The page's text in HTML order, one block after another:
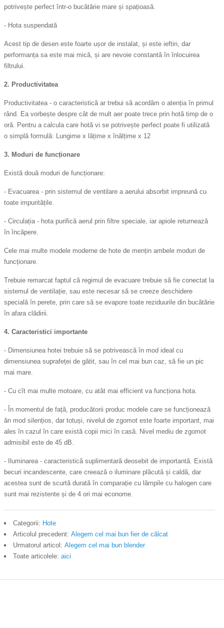
potrivește perfect într-o bucătărie mare și spațioasă.
- Hota suspendată
Acest tip de desen este foarte ușor de instalat, și este ieftin, dar
performanța sa este mai mică, și are nevoie constantă în înlocuirea
filtrului.
2. Productivitatea
Productivitatea - o caracteristică ar trebui să acordăm o atenția în primul
rând. Ea vorbește despre cât de mult aer poate trece prin hotă timp de o
oră. Pentru a calcula care hotă vi se potrivește perfect poate fi utilizată
o simplă formulă: Lungime x lățime x înălțime x 12
3. Moduri de funcționare
Există două moduri de funcționare:
- Evacuarea - prin sistemul de ventilare a aerului absorbit impreună cu
toate impuritățile.
- Circulația - hota purifică aerul prin filtre speciale, iar apiole returnează
în încăpere.
Cele mai multe modele moderne de hote de mențin ambele moduri de
funcționare.
Trebuie remarcat faptul că regimul de evacuare trebuie să fie conectat la
sistemul de ventilație, sau este necesar să se creeze deschidere
specială în perete, prin care să se evapore toate reziduurile din bucătărie
în afara clădirii.
4. Caracteristici importante
- Dimensiunea hotei trebuie să se potrivească în mod ideal cu
dimensiunea suprafeței de gătit, sau în cel mai bun caz, să fie un pic
mai mare.
- Cu cît mai multe motoare, cu atât mai efficient va funcționa hota.
- În momentul de față, producătorii produc modele care se funcționează
ăn mod silențios, dar totuși, nivelul de zgomot este foarte important, mai
ales în cazul în care există copii mici în casă. Nivel mediu de zgomot
admisibil este de 45 dB.
- Iluminarea - caracteristică suplimentară deosebit de importantă. Există
becuri incandescente, care creează o iluminare plăcută și caldă, dar
acestea sunt de scurtă durată în comparație cu lămpile cu halogen care
sunt mai rezistente și de 4 ori mai econome.
Categorii: Hote
Articolul precedent: Alegem cel mai bun fier de călcat
Urmatorul articol: Alegem cel mai bun blender
Toate articolele: aici